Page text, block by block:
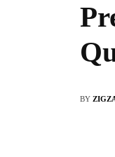
BY